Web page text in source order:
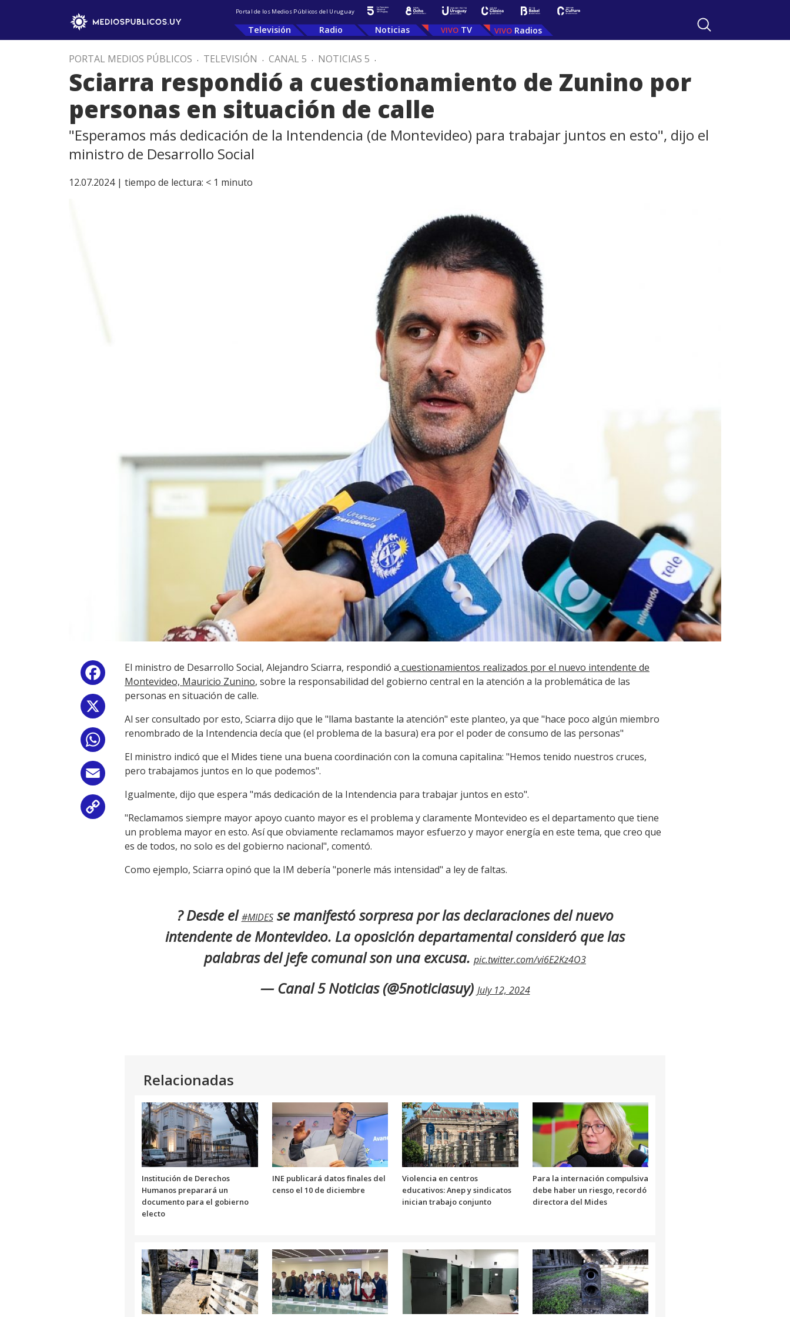
Portal de los Medios Públicos del Uruguay
Televisión Radio Noticias TV Radios
PORTAL MEDIOS PÚBLICOS . TELEVISIÓN . CANAL 5 . NOTICIAS 5 .
Sciarra respondió a cuestionamiento de Zunino por
personas en situación de calle
"Esperamos más dedicación de la Intendencia (de Montevideo) para trabajar juntos en esto", dijo el
ministro de Desarrollo Social
12.07.2024 | tiempo de lectura: < 1 minuto
Facebook
Email
Link
El ministro de Desarrollo Social, Alejandro Sciarra, respondió a cuestionamientos realizados por el nuevo intendente de
Montevideo, Mauricio Zunino, sobre la responsabilidad del gobierno central en la atención a la problemática de las
personas en situación de calle.
Al ser consultado por esto, Sciarra dijo que le "llama bastante la atención" este planteo, ya que "hace poco algún miembro
renombrado de la Intendencia decía que (el problema de la basura) era por el poder de consumo de las personas"
El ministro indicó que el Mides tiene una buena coordinación con la comuna capitalina: "Hemos tenido nuestros cruces,
pero trabajamos juntos en lo que podemos".
Igualmente, dijo que espera "más dedicación de la Intendencia para trabajar juntos en esto".
"Reclamamos siempre mayor apoyo cuanto mayor es el problema y claramente Montevideo es el departamento que tiene
un problema mayor en esto. Así que obviamente reclamamos mayor esfuerzo y mayor energía en este tema, que creo que
es de todos, no solo es del gobierno nacional", comentó.
Como ejemplo, Sciarra opinó que la IM debería "ponerle más intensidad" a ley de faltas.
? Desde el#MIDESse manifestó sorpresa por las declaraciones del nuevo
intendente de Montevideo. La oposición departamental consideró que las
palabras del jefe comunal son una excusa. pic.twitter.com/vi6E2Kz4O3
— Canal 5 Noticias (@5noticiasuy) July 12, 2024
Relacionadas
Institución de Derechos
Humanos preparará un
documento para el gobierno
electo
INE publicará datos finales del
censo el 10 de diciembre
Violencia en centros
educativos: Anep y sindicatos
inician trabajo conjunto
Para la internación compulsiva
debe haber un riesgo, recordó
directora del Mides